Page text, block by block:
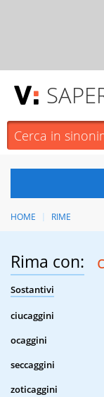
HOME RIME
Rima con:
Sostantivi
ciucaggini
ocaggini
seccaggini
zoticaggini